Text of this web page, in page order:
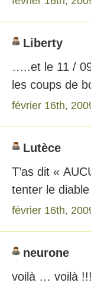
Liberty
…..et le 11 /
les coups de
février 16th,
Lutèce
T’as dit «
tenter le
février 16th,
neurone
voilà … voilà !!!